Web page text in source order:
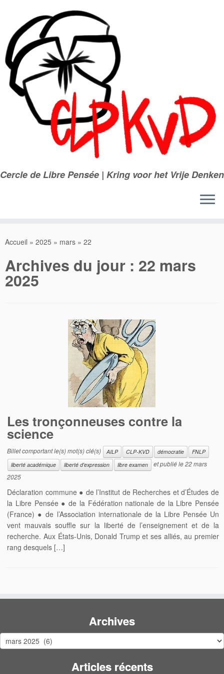
contenu
Cercle de Libre Pensée | Kring voor het Vrije Denken
Accueil » 2025 » mars » 22
Archives du jour : 22 mars
2025
Les tronçonneuses contre la
science
Billet comportant le(s) mot(s) clé(s) AILP CLP-KVD démocratie
FNLP
liberté académique
liberté d'expression libre examen et publié le22 mars
2025
Déclaration commune ● de l’Institut de Recherches et d’Études de
la Libre Pensée ● de la Fédération nationale de la Libre Pensée
(France) ● de l’Association internationale de la Libre Pensée Un
vent mauvais souffle sur la liberté de l’enseignement et de la
recherche. Aux États-Unis, Donald Trump et ses alliés, au premier
rang desquels […]
Archives
Archives
Articles récents